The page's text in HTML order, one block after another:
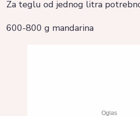
Za teglu od jednog litra
600-800 g mandarina